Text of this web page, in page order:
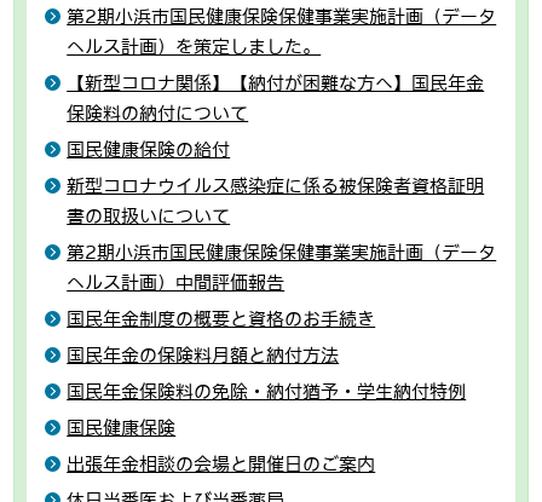
第2期小浜市国民健康保険保健事業実施計画（データ
ヘルス計画）を策定しました。
【新型コロナ関係】【納付が困難な方へ】国民年金
保険料の納付について
国民健康保険の給付
新型コロナウイルス感染症に係る被保険者資格証明
書の取扱いについて
第2期小浜市国民健康保険保健事業実施計画（データ
ヘルス計画）中間評価報告
国民年金制度の概要と資格のお手続き
国民年金の保険料月額と納付方法
国民年金保険料の免除・納付猶予・学生納付特例
国民健康保険
出張年金相談の会場と開催日のご案内